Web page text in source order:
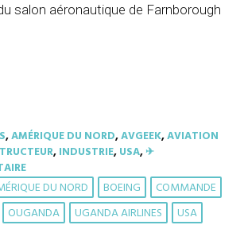
salon aéronautique de Farnborough
,AMÉRIQUE DU NORD,AVGEEK,AVIATION
,INDUSTRIE,USA,✈︎
DU NORD BOEING
COMMANDE
OUGANDA UGANDA AIRLINES USA